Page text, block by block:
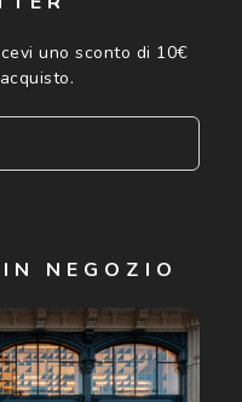
uno sconto di 10€
avere più di 16 anni e
Personali da parte di
offerte speciali, novità
pubblicitario (consultare
informazioni).
NEGOZIO